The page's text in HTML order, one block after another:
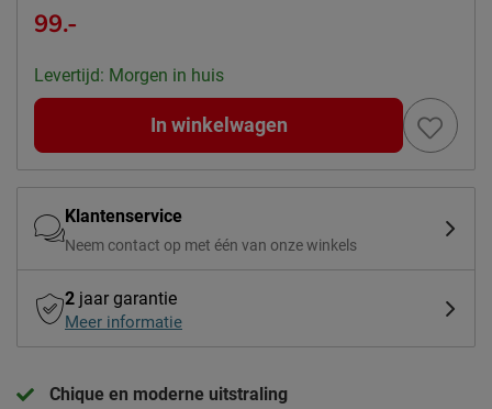
99.-
Levertijd: Morgen in huis
In winkelwagen
Klantenservice
Neem contact op met één van onze winkels
2 jaar garantie
Meer informatie
Chique en moderne uitstraling